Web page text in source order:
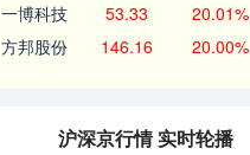
一博科技 53.33 20.01%
方邦股份 146.16 20.00%
沪深京行情 实时轮播